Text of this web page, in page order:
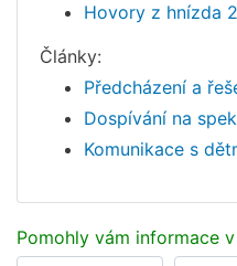
Hovory z hnízda
Články:
Předcházení a
Dospívání na
Komunikace s
Pomohly vám informace